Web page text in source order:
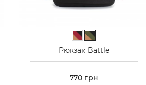
Бордовий камуфляж
Зелений камуфляж
Рюкзак Battle
Ціна
770 грн